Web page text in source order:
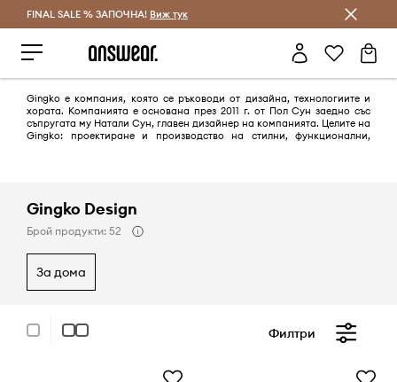
Спестявай с Answear Club
FINAL SALE % ЗАПОЧНА! Виж тук
Gingko е компания, която се ръководи от дизайна, технологиите и
хората. Компанията е основана през 2011 г. от Пол Сун заедно със
съпругата му Натали Сун, главен дизайнер на компанията. Целите на
Gingko: проектиране и производство на стилни, функционални,
Gingko Design
Брой продукти: 52
за дома
Филтри